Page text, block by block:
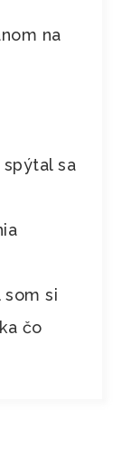
na
spýtal sa
som si
čo